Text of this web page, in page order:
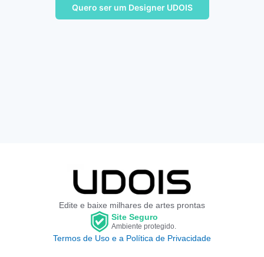
Quero ser um Designer UDOIS
Edite e baixe milhares de artes prontas
Site Seguro
Ambiente protegido.
Termos de Uso e a Política de Privacidade